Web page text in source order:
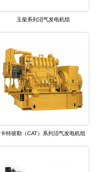
玉柴系列沼气发电机组
卡特彼勒（CAT）系列沼气发电机组